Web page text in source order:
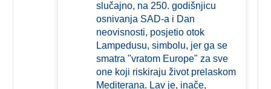
slučajno, na 250. godišnjicu
osnivanja SAD-a i Dan
neovisnosti, posjetio otok
Lampedusu, simbolu, jer ga se
smatra "vratom Europe" za sve
one koji riskiraju život prelaskom
Mediterana. Lav je, inače,